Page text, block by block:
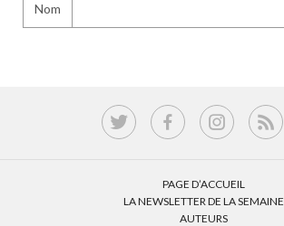
Nom
PAGE D’ACCUEIL
LA NEWSLETTER DE LA SEMAINE
AUTEURS